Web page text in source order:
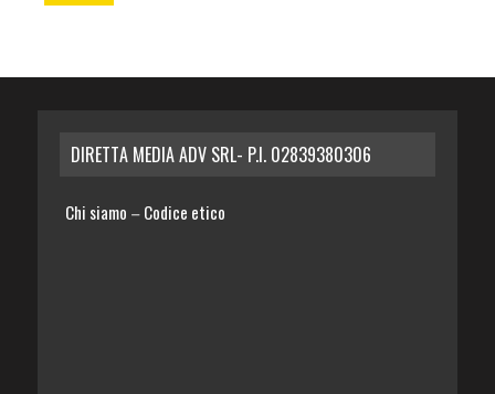
DIRETTA MEDIA ADV SRL- P.I. 02839380306
Chi siamo – Codice etico